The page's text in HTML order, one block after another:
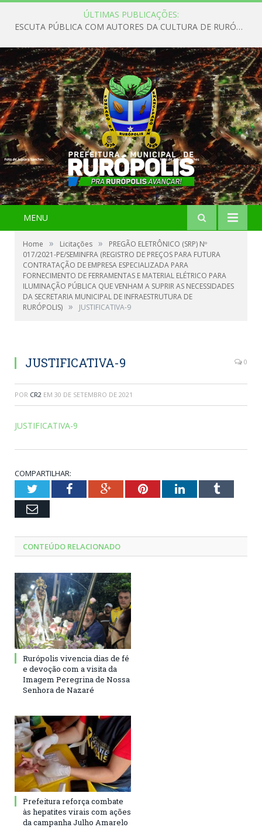
ÚLTIMAS PUBLICAÇÕES:
ESCUTA PÚBLICA COM AUTORES DA CULTURA DE RURÓPOLIS
MENU
Home » Licitações »
PREGÃO ELETRÔNICO (SRP) Nº
017/2021-PE/SEMINFRA (REGISTRO DE PREÇOS PARA FUTURA
CONTRATAÇÃO DE EMPRESA ESPECIALIZADA PARA
FORNECIMENTO DE FERRAMENTAS E MATERIAL ELÉTRICO PARA
ILUMINAÇÃO PÚBLICA QUE VENHAM A SUPRIR AS NECESSIDADES
DA SECRETARIA MUNICIPAL DE INFRAESTRUTURA DE
RURÓPOLIS) » JUSTIFICATIVA-9
JUSTIFICATIVA-9 0
POR CR2 EM 30 DE SETEMBRO DE 2021
JUSTIFICATIVA-9
COMPARTILHAR:
TwitterFacebookGoogle+PinterestLinkedInTumblr
Email
CONTEÚDO RELACIONADO
Rurópolis vivencia dias de fé
e devoção com a visita da
Imagem Peregrina de Nossa
Senhora de Nazaré
Prefeitura reforça combate
às hepatites virais com ações
da campanha Julho Amarelo